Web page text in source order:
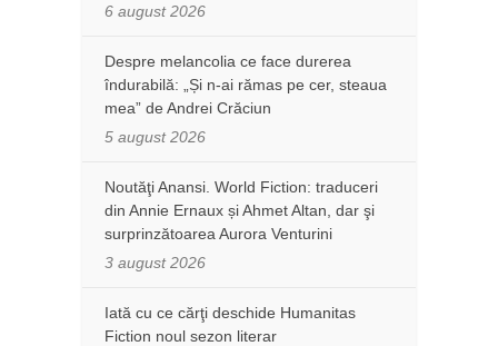
6 august 2026
Despre melancolia ce face durerea
îndurabilă: „Și n-ai rămas pe cer, steaua
mea” de Andrei Crăciun
5 august 2026
Noutăţi Anansi. World Fiction: traduceri
din Annie Ernaux și Ahmet Altan, dar şi
surprinzătoarea Aurora Venturini
3 august 2026
Iată cu ce cărţi deschide Humanitas
Fiction noul sezon literar